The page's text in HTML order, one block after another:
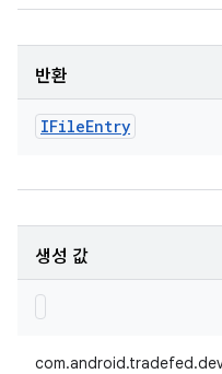
반환
IFileEntry
생성 값